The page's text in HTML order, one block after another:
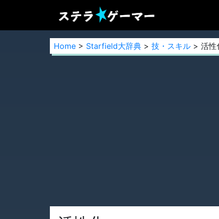
Home > Starfield大辞典 > 技・スキル > 活性